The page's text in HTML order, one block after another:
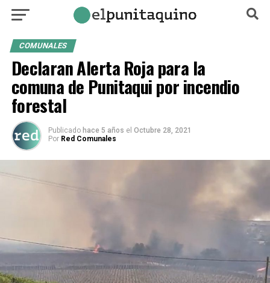
COMUNALES
Declaran Alerta Roja para la
comuna de Punitaqui por incendio
forestal
Publicado hace 5 años el Octubre 28, 2021
Por Red Comunales